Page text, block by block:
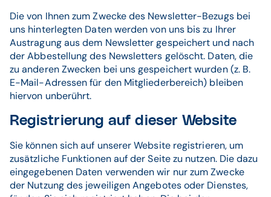
Die von Ihnen zum Zwecke des Newsletter-Bezugs bei
uns hinterlegten Daten werden von uns bis zu Ihrer
Austragung aus dem Newsletter gespeichert und nach
der Abbestellung des Newsletters gelöscht. Daten, die
zu anderen Zwecken bei uns gespeichert wurden (z. B.
E-Mail-Adressen für den Mitgliederbereich) bleiben
hiervon unberührt.
Registrierung auf dieser Website
Sie können sich auf unserer Website registrieren, um
zusätzliche Funktionen auf der Seite zu nutzen. Die dazu
eingegebenen Daten verwenden wir nur zum Zwecke
der Nutzung des jeweiligen Angebotes oder Dienstes,